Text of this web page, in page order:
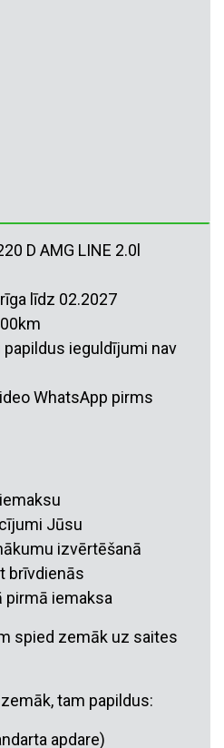
D AMG LINE 2.0l
līdz 02.2027
ieguldījumi nav
WhatsApp pirms
Jūsu
izvērtēšanā
brīvdienās
pirmā iemaksa
spied zemāk uz saites
tam papildus:
apdare)